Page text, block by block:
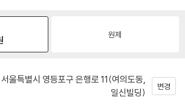
원제
서울특별시 영등포구 은행로 11(여의도동,
일신빌딩)
변경